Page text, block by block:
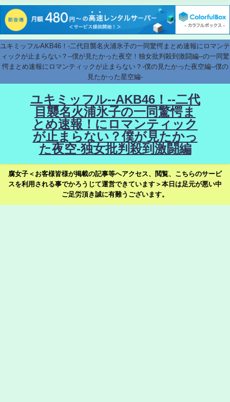
ユキミッフルAKB46！-二代目襲名火浦氷子の一同驚愕まとめ速報にロマンテ
ィックが止まらない？--僕が見たかった夜空！独女批判殺到激闘編--の一同驚
愕まとめ速報にロマンティックが止まらない？-僕の見たかった夜空編--僕の
見たかった星空編-
ユキミッフル--AKB46！--二代
目襲名火浦氷子の一同驚愕ま
とめ速報！にロマンティック
が止まらない？僕が見たかっ
た夜空-独女批判殺到激闘編
腐女子＜お客様皆様が掲載の記事等へアクセス、閲覧、こちらのサービ
スを利用される事でかろうじて運営できています＞本日は足元が悪い中
ご足労頂き誠に有難うございます。